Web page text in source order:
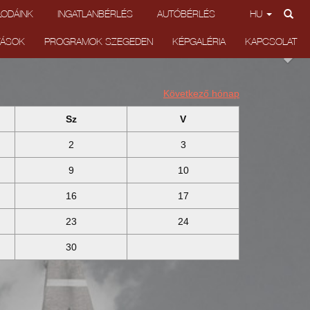
INGATLANBÉRLÉS AUTÓBÉRLÉS HU
PROGRAMOK SZEGEDEN KÉPGALÉRIA KAPCSOLAT
Következő hónap
Sz V
2 3
9 10
16 17
23 24
30